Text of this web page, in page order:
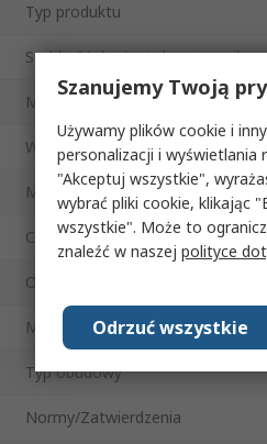
Typ produktu
Szybkość działania bezpiecznika
Materiał korpusu
Wysokość
Minimalna temperatura robocza
Charakterystyka bezpiecznika
Obciążalność wyłącznika
Maksymalna temperatura robocza
Typ obudowy
Normy/Zatwierdzenia
Szanujemy Twoją
Używamy plików cookie i
personalizacji i wyświetlania
"Akceptuj wszystkie",
wybrać pliki cookie, klikając
wszystkie". Może to
znaleźć w naszej polityce
Odrzuć wszystkie